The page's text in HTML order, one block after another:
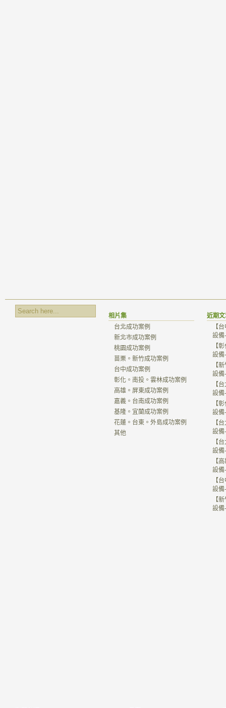
相片集
台北成功案例
新北市成功案例
桃園成功案例
苗栗。新竹成功案例
台中成功案例
彰化。南投。雲林成功案例
高雄。屏東成功案例
嘉義。台南成功案例
基隆。宜蘭成功案例
花蓮。台東。外島成功案例
其他
近期
【
設備
【
設備
【
設備
【
設備
【
設備
【
設備
【
設備
【
設備
【
設備
【
設備